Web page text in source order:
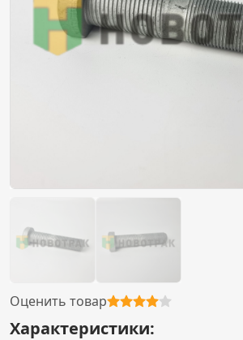
Оценить товар
Характеристики: